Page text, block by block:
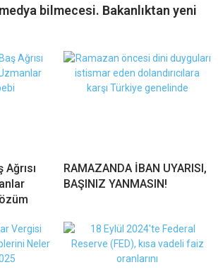
bilmecesi. Bakanlıktan yeni
RAMAZANDA İBAN UYARISI,
BAŞINIZ YANMASIN!